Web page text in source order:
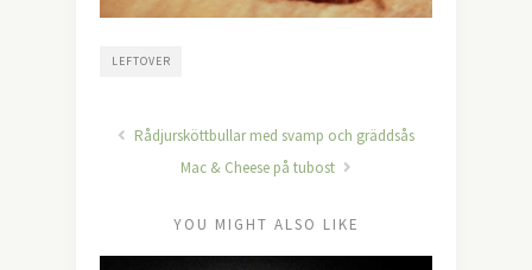
LEFTOVER
Rådjursköttbullar med svamp och gräddsås
Mac & Cheese på tubost
YOU MIGHT ALSO LIKE